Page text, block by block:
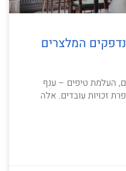
המלצרים
העלמת טיפים – ענף
זכויות עובדים. אלה